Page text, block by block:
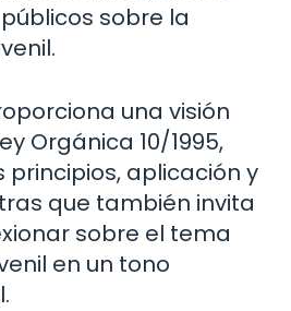
sobre la
una visión
Orgánica 10/1995,
aplicación y
que también invita
sobre el tema
en un tono